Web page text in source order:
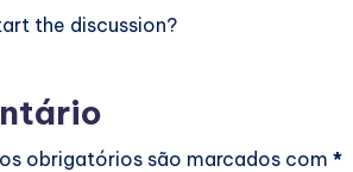
the discussion?
obrigatórios são marcados com *